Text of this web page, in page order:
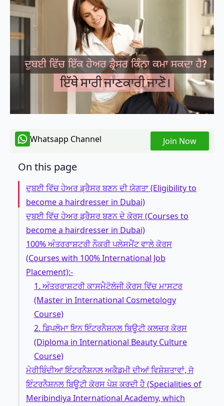
Whatsapp Channel Join Now
On this page
ਦੁਬਈ ਵਿੱਚ ਹੇਅਰ ਡ੍ਰੈਸਰ ਬਣਨ ਦੀ ਯੋਗਤਾ (Eligibility to
become a hairdresser in Dubai)
ਦੁਬਈ ਵਿੱਚ ਹੇਅਰ ਡ੍ਰੈਸਰ ਬਣਨ ਦੇ ਕੋਰਸ (Courses to
become a hairdresser in Dubai)
100% ਅੰਤਰਰਾਸ਼ਟਰੀ ਨੌਕਰੀ ਪਲੇਸਮੈਂਟ ਵਾਲੇ ਕੋਰਸ
(Courses with 100% International Job
Placement):-
1. ਅੰਤਰਰਾਸ਼ਟਰੀ ਕਾਸਮੈਟੋਲੋਜੀ ਕੋਰਸ ਵਿੱਚ ਮਾਸਟਰ
(Master in International Cosmetology
Course)
2. ਡਿਪਲੋਮਾ ਇਨ ਇੰਟਰਨੈਸ਼ਨਲ ਬਿਊਟੀ ਕਲਚਰ ਕੋਰਸ
(Diploma in International Beauty Culture
Course)
ਮੇਰੀਬਿੰਦੀਆ ਇੰਟਰਨੈਸ਼ਨਲ ਅਕੈਡਮੀ ਦੀਆਂ ਵਿਸ਼ੇਸ਼ਤਾਵਾਂ, ਜੋ
ਇੰਟਰਨੈਸ਼ਨਲ ਬਿਊਟੀ ਕੋਰਸ ਪੇਸ਼ ਕਰਦੀ ਹੈ (Specialities of
Meribindiya International Academy, which